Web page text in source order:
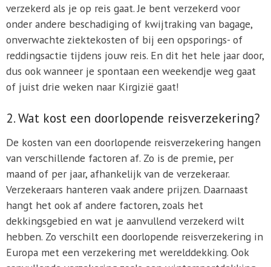
verzekerd als je op reis gaat. Je bent verzekerd voor
onder andere beschadiging of kwijtraking van bagage,
onverwachte ziektekosten of bij een opsporings- of
reddingsactie tijdens jouw reis. En dit het hele jaar door,
dus ook wanneer je spontaan een weekendje weg gaat
of juist drie weken naar Kirgizië gaat!
2. Wat kost een doorlopende reisverzekering?
De kosten van een doorlopende reisverzekering hangen
van verschillende factoren af. Zo is de premie, per
maand of per jaar, afhankelijk van de verzekeraar.
Verzekeraars hanteren vaak andere prijzen. Daarnaast
hangt het ook af andere factoren, zoals het
dekkingsgebied en wat je aanvullend verzekerd wilt
hebben. Zo verschilt een doorlopende reisverzekering in
Europa met een verzekering met werelddekking. Ook